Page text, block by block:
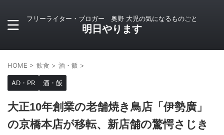
フリーライター・ブロガー 奥野 大児の気になるものごと
明日やります
HOME > 飲食 > 酒・飯 >
AD・PR 酒・飯
大正10年創業の老舗焼き鳥店「伊勢廣」
の京橋本店が移転、新店舗の驚愕さじき